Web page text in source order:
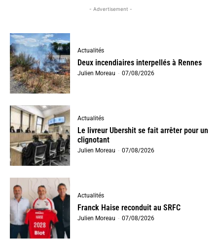
- Advertisement -
Actualités
Deux incendiaires interpellés à Rennes
Julien Moreau - 07/08/2026
Actualités
Le livreur Ubershit se fait arrêter pour un
clignotant
Julien Moreau - 07/08/2026
Actualités
Franck Haise reconduit au SRFC
Julien Moreau - 07/08/2026